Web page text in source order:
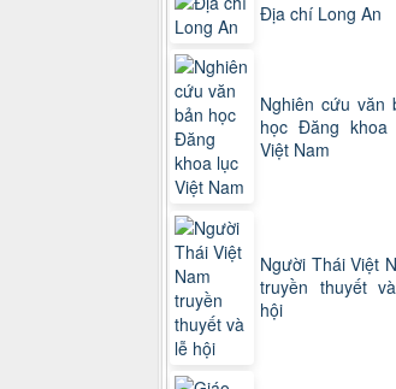
Địa chí Long An
Nghiên cứu văn
học Đăng khoa
Việt Nam
Người Thái Việt
truyền thuyết
hội